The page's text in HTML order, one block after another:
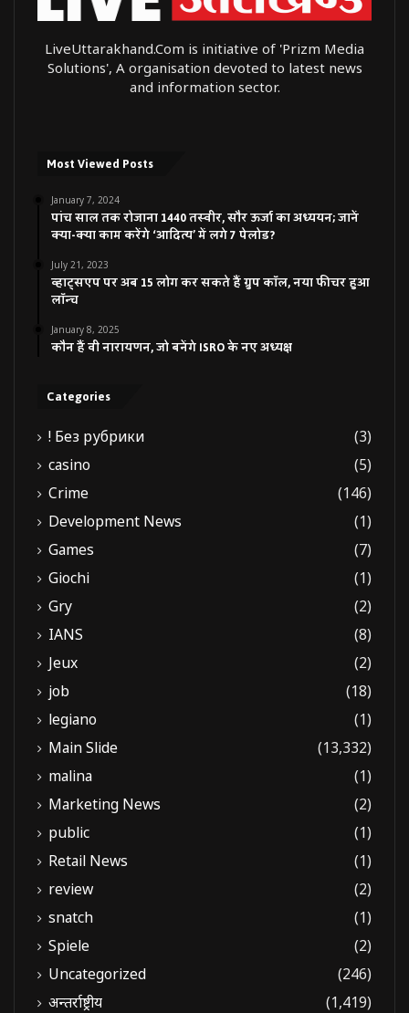
LiveUttarakhand.Com is initiative of 'Prizm Media
Solutions', A organisation devoted to latest news
and information sector.
Most Viewed Posts
January 7, 2024
पांच साल तक रोजाना 1440 तस्वीर, सौर ऊर्जा का अध्ययन; जानें
क्या-क्या काम करेंगे ‘आदित्य’ में लगे 7 पेलोड?
July 21, 2023
व्हाट्सएप पर अब 15 लोग कर सकते हैं ग्रुप कॉल, नया फीचर हुआ
लॉन्च
January 8, 2025
कौन हैं वी नारायणन, जो बनेंगे ISRO के नए अध्यक्ष
Categories
! Без рубрики
(3)
casino
(5)
Crime
(146)
Development News
(1)
Games
(7)
Giochi
(1)
Gry
(2)
IANS
(8)
Jeux
(2)
job
(18)
legiano
(1)
Main Slide
(13,332)
malina
(1)
Marketing News
(2)
public
(1)
Retail News
(1)
review
(2)
snatch
(1)
Spiele
(2)
Uncategorized
(246)
अन्तर्राष्ट्रीय
(1,419)